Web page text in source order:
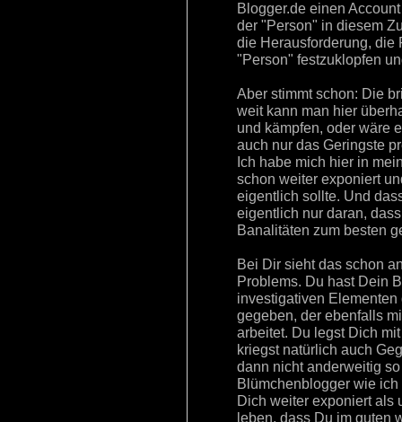
Blogger.de einen
der "Person" in diesem
die Herausforderung, die
"Person" festzuklopfen
Aber stimmt schon: Die
weit kann man hier
und kämpfen, oder wäre
auch nur das Geringste
Ich habe mich hier in
schon weiter exponiert
eigentlich sollte. Und
eigentlich nur daran,
Banalitäten zum besten
Bei Dir sieht das schon
Problems. Du hast Dein
investigativen
gegeben, der ebenfalls
arbeitet. Du legst Dich
kriegst natürlich auch
dann nicht anderweitig
Blümchenblogger wie
Dich weiter exponiert als
leben, dass Du im guten